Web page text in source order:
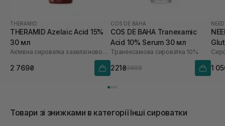
THERAMID
THERAMID Azelaic Acid 15%
30 мл
Активна сироватка з азелаїновою кислотою
2 769₴
COS DE BAHA
COS DE BAHA Tranexamic
Acid 10% Serum 30 мл
Транексамова сироватка 10%
221₴369₴ 1
Товари зі знижками в категорії Інші сироватки